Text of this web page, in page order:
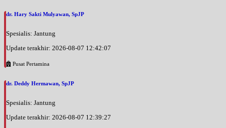
Jumat, 21/08/2026
EKSEKUTIF
Jam 15:00 - 16:00
Jam 07:00 - 10:00
BPJS
dr. Hary Sakti Mulyawan, SpJP
Spesialis: Jantung
Update terakhir: 2026-08-07 12:42:07
Pusat Pertamina
dr. Deddy Hermawan, SpJP
Spesialis: Jantung
Update terakhir: 2026-08-07 12:39:27